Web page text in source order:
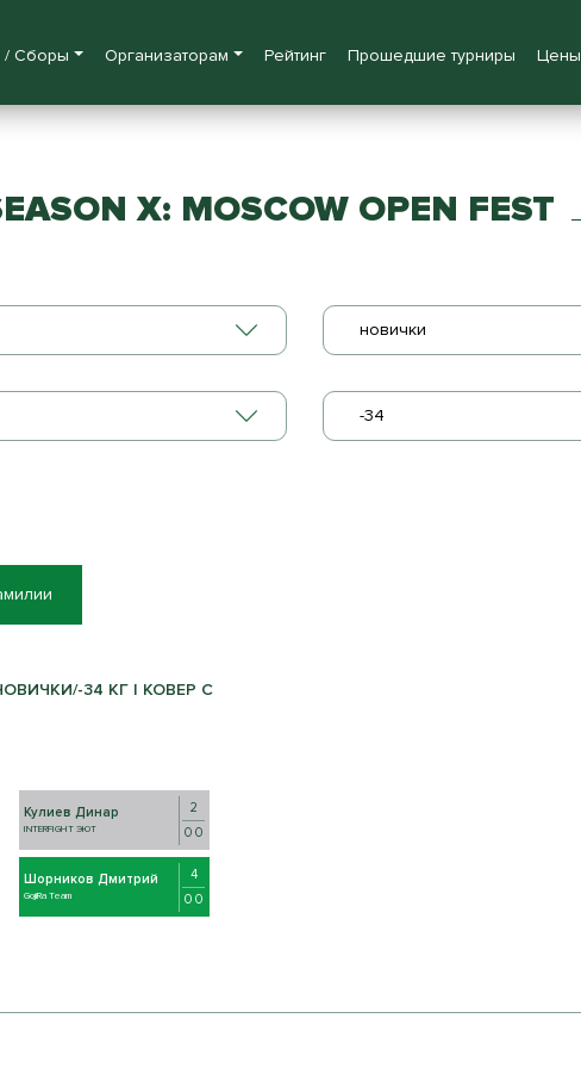
/ Сборы Организаторам Рейтинг Прошедшие турниры Цены
X: MOSCOW OPEN FEST
новички
-34
34 КГ | КОВЕР C
Кулиев Динар
INTERFIGHT ЭЮТ
2
0 0
Шорников Дмитрий
GojiRa Team
4
0 0